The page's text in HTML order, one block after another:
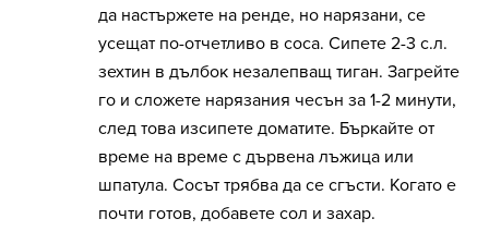
да настържете на ренде, но нарязани, се
усещат по-отчетливо в соса. Сипете 2-3 с.л.
зехтин в дълбок незалепващ тиган. Загрейте
го и сложете нарязания чесън за 1-2 минути,
след това изсипете доматите. Бъркайте от
време на време с дървена лъжица или
шпатула. Сосът трябва да се сгъсти. Когато е
почти готов, добавете сол и захар.